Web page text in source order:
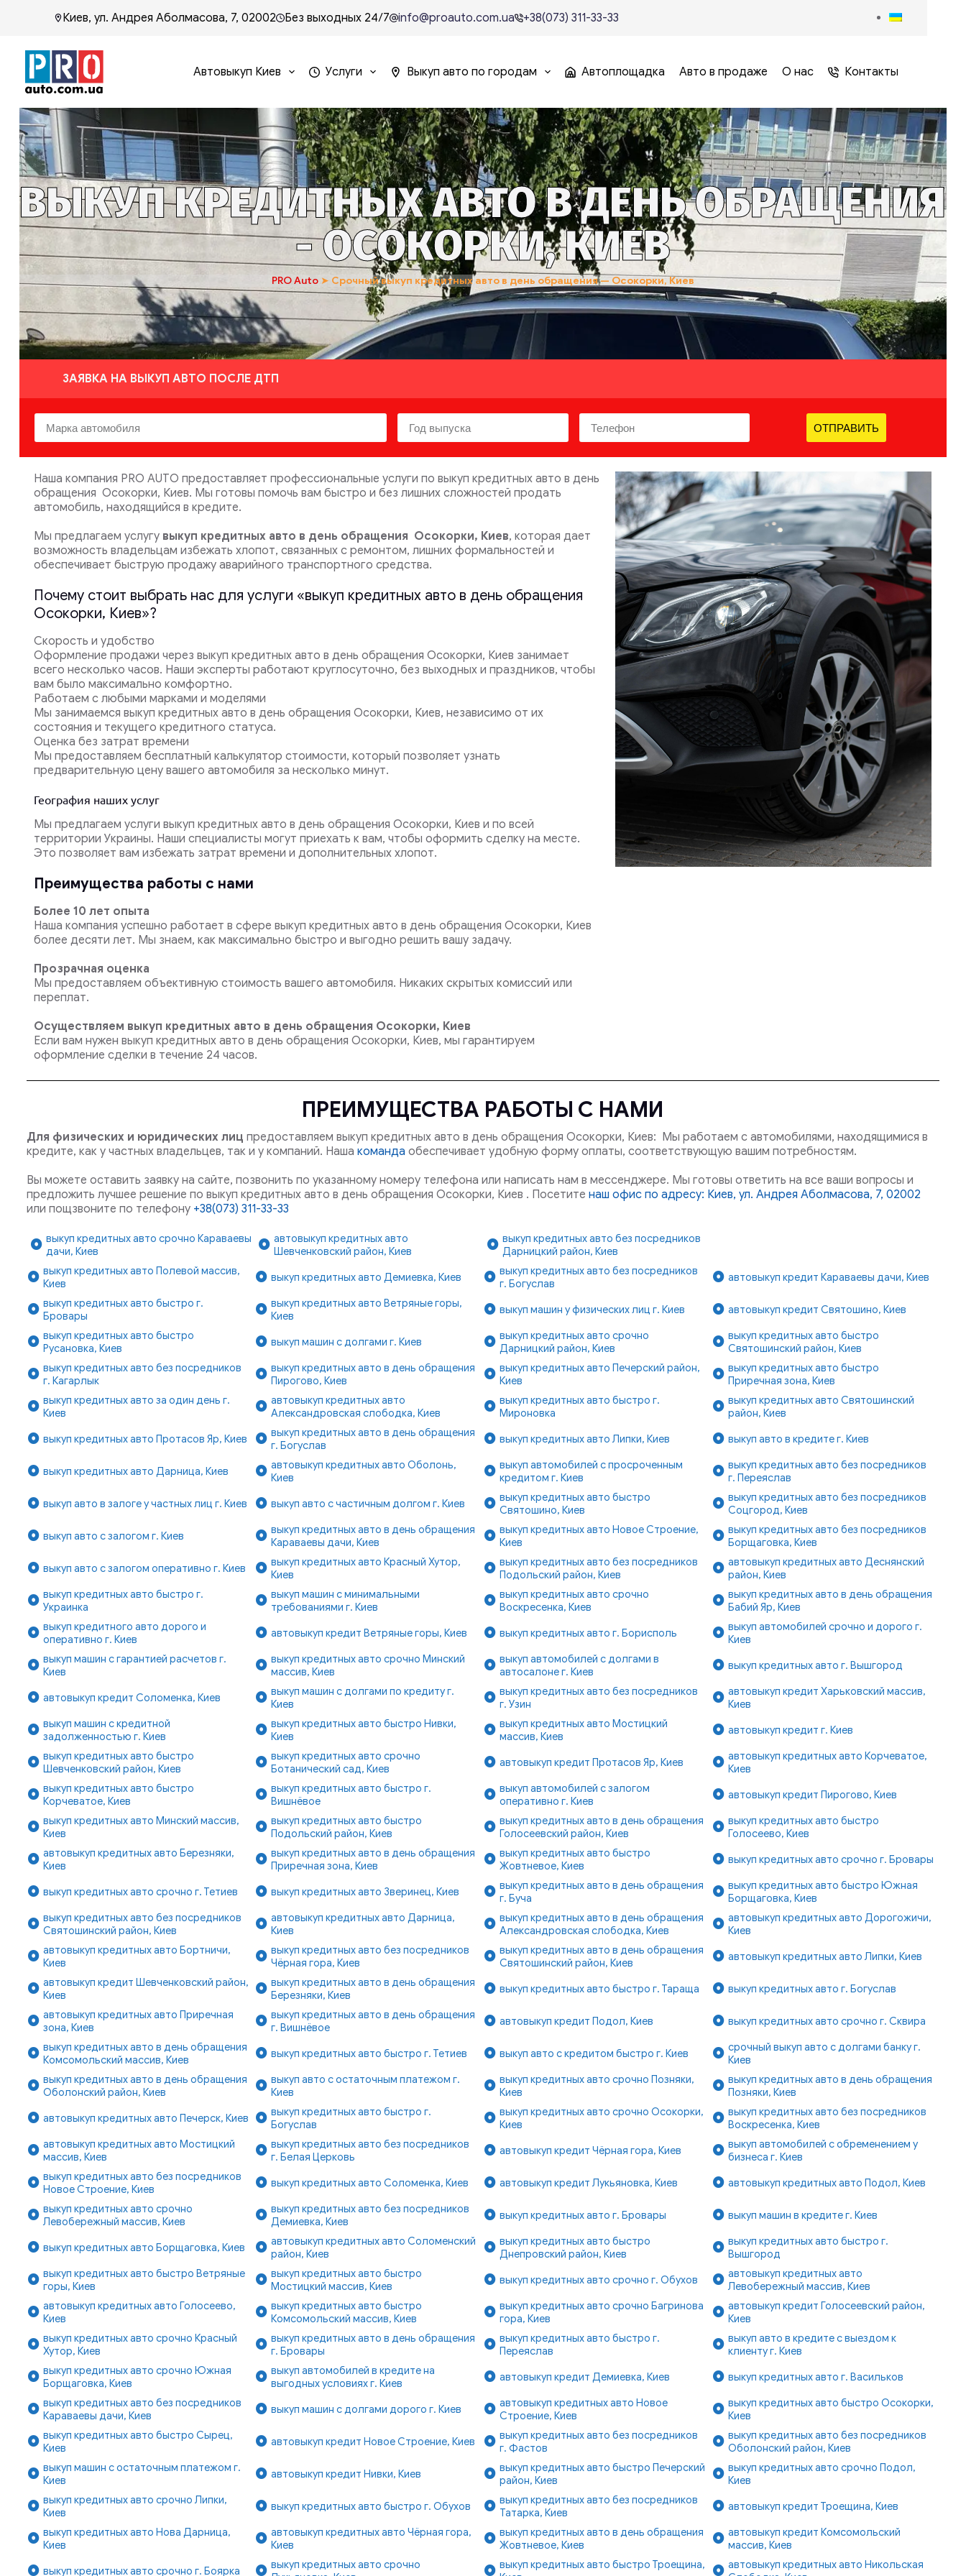
Киев, ул. Андрея Аболмасова, 7, 02002 Без выходных 24/7 info@proauto.com.ua +38(073) 311-33-33
Автовыкуп Киев Услуги Выкуп авто по городам Автоплощадка Авто в продаже О нас Контакты
ВЫКУП КРЕДИТНЫХ АВТО В ДЕНЬ ОБРАЩЕНИЯ
- ОСОКОРКИ, КИЕВ
PRO Auto➤ Срочный выкуп кредитных авто в день обращения — Осокорки, Киев
ЗАЯВКА НА ВЫКУП АВТО ПОСЛЕ ДТП
ОТПРАВИТЬ
Наша компания PRO AUTO предоставляет профессиональные услуги по выкуп кредитных авто в день
обращения Осокорки, Киев. Мы готовы помочь вам быстро и без лишних сложностей продать
автомобиль, находящийся в кредите.
Мы предлагаем услугу выкуп кредитных авто в день обращения Осокорки, Киев, которая дает
возможность владельцам избежать хлопот, связанных с ремонтом, лишних формальностей и
обеспечивает быструю продажу аварийного транспортного средства.
Почему стоит выбрать нас для услуги «выкуп кредитных авто в день обращения
Осокорки, Киев»?
Скорость и удобство
Оформление продажи через выкуп кредитных авто в день обращения Осокорки, Киев занимает
всего несколько часов. Наши эксперты работают круглосуточно, без выходных и праздников, чтобы
вам было максимально комфортно.
Работаем с любыми марками и моделями
Мы занимаемся выкуп кредитных авто в день обращения Осокорки, Киев, независимо от их
состояния и текущего кредитного статуса.
Оценка без затрат времени
Мы предоставляем бесплатный калькулятор стоимости, который позволяет узнать
предварительную цену вашего автомобиля за несколько минут.
География наших услуг
Мы предлагаем услуги выкуп кредитных авто в день обращения Осокорки, Киев и по всей
территории Украины. Наши специалисты могут приехать к вам, чтобы оформить сделку на месте.
Это позволяет вам избежать затрат времени и дополнительных хлопот.
Преимущества работы с нами
Более 10 лет опыта
Наша компания успешно работает в сфере выкуп кредитных авто в день обращения Осокорки, Киев
более десяти лет. Мы знаем, как максимально быстро и выгодно решить вашу задачу.
Прозрачная оценка
Мы предоставляем объективную стоимость вашего автомобиля. Никаких скрытых комиссий или
переплат.
Осуществляем выкуп кредитных авто в день обращения Осокорки, Киев
Если вам нужен выкуп кредитных авто в день обращения Осокорки, Киев, мы гарантируем
оформление сделки в течение 24 часов.
ПРЕИМУЩЕСТВА РАБОТЫ С НАМИ
Для физических и юридических лиц предоставляем выкуп кредитных авто в день обращения Осокорки, Киев: Мы работаем с автомобилями, находящимися в
кредите, как у частных владельцев, так и у компаний. Наша команда обеспечивает удобную форму оплаты, соответствующую вашим потребностям.
Вы можете оставить заявку на сайте, позвонить по указанному номеру телефона или написать нам в мессенджере. Мы готовы ответить на все ваши вопросы и
предложить лучшее решение по выкуп кредитных авто в день обращения Осокорки, Киев . Посетите наш офис по адресу: Киев, ул. Андрея Аболмасова, 7, 02002
или пощзвоните по телефону +38(073) 311-33-33
выкуп кредитных авто срочно Караваевы
дачи, Киев
автовыкуп кредитных авто
Шевченковский район, Киев
выкуп кредитных авто без посредников
Дарницкий район, Киев
выкуп кредитных авто Полевой массив,
Киев
выкуп кредитных авто Демиевка, Киев
выкуп кредитных авто без посредников
г. Богуслав
автовыкуп кредит Караваевы дачи, Киев
выкуп кредитных авто быстро г.
Бровары
выкуп кредитных авто Ветряные горы,
Киев
выкуп машин у физических лиц г. Киев
автовыкуп кредит Святошино, Киев
выкуп кредитных авто быстро
Русановка, Киев
выкуп машин с долгами г. Киев
выкуп кредитных авто срочно
Дарницкий район, Киев
выкуп кредитных авто быстро
Святошинский район, Киев
выкуп кредитных авто без посредников
г. Кагарлык
выкуп кредитных авто в день обращения
Пирогово, Киев
выкуп кредитных авто Печерский район,
Киев
выкуп кредитных авто быстро
Приречная зона, Киев
выкуп кредитных авто за один день г.
Киев
автовыкуп кредитных авто
Александровская слободка, Киев
выкуп кредитных авто быстро г.
Мироновка
выкуп кредитных авто Святошинский
район, Киев
выкуп кредитных авто Протасов Яр, Киев
выкуп кредитных авто в день обращения
г. Богуслав
выкуп кредитных авто Липки, Киев выкуп авто в кредите г. Киев
выкуп кредитных авто Дарница, Киев
автовыкуп кредитных авто Оболонь,
Киев
выкуп автомобилей с просроченным
кредитом г. Киев
выкуп кредитных авто без посредников
г. Переяслав
выкуп авто в залоге у частных лиц г. Киев
выкуп авто с частичным долгом г. Киев
выкуп кредитных авто быстро
Святошино, Киев
выкуп кредитных авто без посредников
Соцгород, Киев
выкуп авто с залогом г. Киев
выкуп кредитных авто в день обращения
Караваевы дачи, Киев
выкуп кредитных авто Новое Строение,
Киев
выкуп кредитных авто без посредников
Борщаговка, Киев
выкуп авто с залогом оперативно г. Киев
выкуп кредитных авто Красный Хутор,
Киев
выкуп кредитных авто без посредников
Подольский район, Киев
автовыкуп кредитных авто Деснянский
район, Киев
выкуп кредитных авто быстро г.
Украинка
выкуп машин с минимальными
требованиями г. Киев
выкуп кредитных авто срочно
Воскресенка, Киев
выкуп кредитных авто в день обращения
Бабий Яр, Киев
выкуп кредитного авто дорого и
оперативно г. Киев
автовыкуп кредит Ветряные горы, Киев выкуп кредитных авто г. Борисполь
выкуп автомобилей срочно и дорого г.
Киев
выкуп машин с гарантией расчетов г.
Киев
выкуп кредитных авто срочно Минский
массив, Киев
выкуп автомобилей с долгами в
автосалоне г. Киев
выкуп кредитных авто г. Вышгород
автовыкуп кредит Соломенка, Киев
выкуп машин с долгами по кредиту г.
Киев
выкуп кредитных авто без посредников
г. Узин
автовыкуп кредит Харьковский массив,
Киев
выкуп машин с кредитной
задолженностью г. Киев
выкуп кредитных авто быстро Нивки,
Киев
выкуп кредитных авто Мостицкий
массив, Киев
автовыкуп кредит г. Киев
выкуп кредитных авто быстро
Шевченковский район, Киев
выкуп кредитных авто срочно
Ботанический сад, Киев
автовыкуп кредит Протасов Яр, Киев
автовыкуп кредитных авто Корчеватое,
Киев
выкуп кредитных авто быстро
Корчеватое, Киев
выкуп кредитных авто быстро г.
Вишнёвое
выкуп автомобилей с залогом
оперативно г. Киев
автовыкуп кредит Пирогово, Киев
выкуп кредитных авто Минский массив,
Киев
выкуп кредитных авто быстро
Подольский район, Киев
выкуп кредитных авто в день обращения
Голосеевский район, Киев
выкуп кредитных авто быстро
Голосеево, Киев
автовыкуп кредитных авто Березняки,
Киев
выкуп кредитных авто в день обращения
Приречная зона, Киев
выкуп кредитных авто быстро
Жовтневое, Киев
выкуп кредитных авто срочно г. Бровары
выкуп кредитных авто срочно г. Тетиев выкуп кредитных авто Зверинец, Киев
выкуп кредитных авто в день обращения
г. Буча
выкуп кредитных авто быстро Южная
Борщаговка, Киев
выкуп кредитных авто без посредников
Святошинский район, Киев
автовыкуп кредитных авто Дарница,
Киев
выкуп кредитных авто в день обращения
Александровская слободка, Киев
автовыкуп кредитных авто Дорогожичи,
Киев
автовыкуп кредитных авто Бортничи,
Киев
выкуп кредитных авто без посредников
Чёрная гора, Киев
выкуп кредитных авто в день обращения
Святошинский район, Киев
автовыкуп кредитных авто Липки, Киев
автовыкуп кредит Шевченковский район,
Киев
выкуп кредитных авто в день обращения
Березняки, Киев
выкуп кредитных авто быстро г. Тараща
выкуп кредитных авто г. Богуслав
автовыкуп кредитных авто Приречная
зона, Киев
выкуп кредитных авто в день обращения
г. Вишнёвое
автовыкуп кредит Подол, Киев
выкуп кредитных авто срочно г. Сквира
выкуп кредитных авто в день обращения
Комсомольский массив, Киев
выкуп кредитных авто быстро г. Тетиев выкуп авто с кредитом быстро г. Киев
срочный выкуп авто с долгами банку г.
Киев
выкуп кредитных авто в день обращения
Оболонский район, Киев
выкуп авто с остаточным платежом г.
Киев
выкуп кредитных авто срочно Позняки,
Киев
выкуп кредитных авто в день обращения
Позняки, Киев
автовыкуп кредитных авто Печерск, Киев
выкуп кредитных авто быстро г.
Богуслав
выкуп кредитных авто срочно Осокорки,
Киев
выкуп кредитных авто без посредников
Воскресенка, Киев
автовыкуп кредитных авто Мостицкий
массив, Киев
выкуп кредитных авто без посредников
г. Белая Церковь
автовыкуп кредит Чёрная гора, Киев
выкуп автомобилей с обременением у
бизнеса г. Киев
выкуп кредитных авто без посредников
Новое Строение, Киев
выкуп кредитных авто Соломенка, Киев автовыкуп кредит Лукьяновка, Киев
автовыкуп кредитных авто Подол, Киев
выкуп кредитных авто срочно
Левобережный массив, Киев
выкуп кредитных авто без посредников
Демиевка, Киев
выкуп кредитных авто г. Бровары выкуп машин в кредите г. Киев
выкуп кредитных авто Борщаговка, Киев
автовыкуп кредитных авто Соломенский
район, Киев
выкуп кредитных авто быстро
Днепровский район, Киев
выкуп кредитных авто быстро г.
Вышгород
выкуп кредитных авто быстро Ветряные
горы, Киев
выкуп кредитных авто быстро
Мостицкий массив, Киев
выкуп кредитных авто срочно г. Обухов
автовыкуп кредитных авто
Левобережный массив, Киев
автовыкуп кредитных авто Голосеево,
Киев
выкуп кредитных авто быстро
Комсомольский массив, Киев
выкуп кредитных авто срочно Багринова
гора, Киев
автовыкуп кредит Голосеевский район,
Киев
выкуп кредитных авто срочно Красный
Хутор, Киев
выкуп кредитных авто в день обращения
г. Бровары
выкуп кредитных авто быстро г.
Переяслав
выкуп авто в кредите с выездом к
клиенту г. Киев
выкуп кредитных авто срочно Южная
Борщаговка, Киев
выкуп автомобилей в кредите на
выгодных условиях г. Киев
автовыкуп кредит Демиевка, Киев
выкуп кредитных авто г. Васильков
выкуп кредитных авто без посредников
Караваевы дачи, Киев
выкуп машин с долгами дорого г. Киев
автовыкуп кредитных авто Новое
Строение, Киев
выкуп кредитных авто быстро Осокорки,
Киев
выкуп кредитных авто быстро Сырец,
Киев
автовыкуп кредит Новое Строение, Киев
выкуп кредитных авто без посредников
г. Фастов
выкуп кредитных авто без посредников
Оболонский район, Киев
выкуп машин с остаточным платежом г.
Киев
автовыкуп кредит Нивки, Киев
выкуп кредитных авто быстро Печерский
район, Киев
выкуп кредитных авто срочно Подол,
Киев
выкуп кредитных авто срочно Липки,
Киев
выкуп кредитных авто быстро г. Обухов
выкуп кредитных авто без посредников
Татарка, Киев
автовыкуп кредит Троещина, Киев
выкуп кредитных авто Нова Дарница,
Киев
автовыкуп кредитных авто Чёрная гора,
Киев
выкуп кредитных авто в день обращения
Жовтневое, Киев
автовыкуп кредит Комсомольский
массив, Киев
выкуп кредитных авто срочно г. Боярка
выкуп кредитных авто срочно
выкуп кредитных авто быстро Троещина,
автовыкуп кредитных авто Никольская